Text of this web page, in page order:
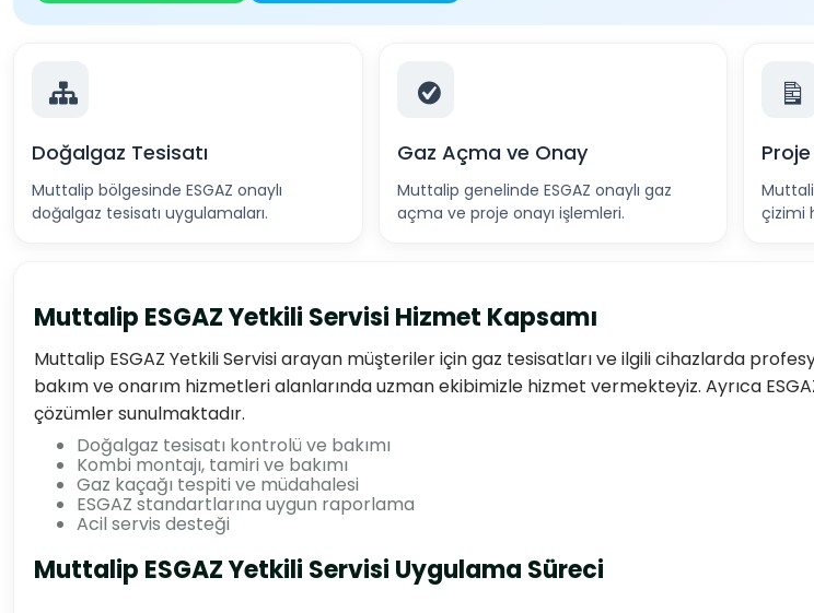
Doğalgaz Tesisatı
Muttalip bölgesinde ESGAZ onaylı
doğalgaz tesisatı uygulamaları.
Gaz Açma ve Onay
Muttalip genelinde ESGAZ onaylı gaz
açma ve proje onayı işlemleri.
çizimi
Muttalip ESGAZ Yetkili Servisi Hizmet Kapsamı
Muttalip ESGAZ Yetkili Servisi arayan müşteriler için gaz tesisatları ve ilgili cihazlarda
bakım ve onarım hizmetleri alanlarında uzman ekibimizle hizmet vermekteyiz. Ayrıca
çözümler sunulmaktadır.
Doğalgaz tesisatı kontrolü ve bakımı
Kombi montajı, tamiri ve bakımı
Gaz kaçağı tespiti ve müdahalesi
ESGAZ standartlarına uygun raporlama
Acil servis desteği
Muttalip ESGAZ Yetkili Servisi Uygulama Süreci